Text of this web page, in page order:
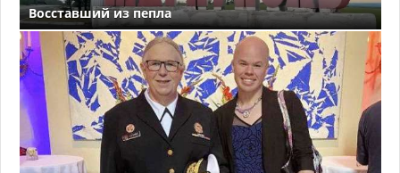
Восставший из пепла